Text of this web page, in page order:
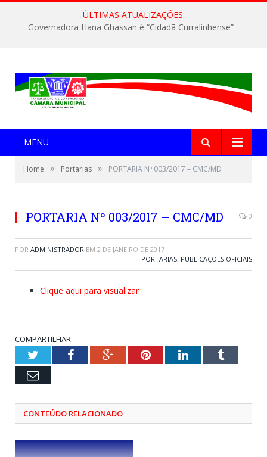
ÚLTIMAS ATUALIZAÇÕES:
Governadora Hana Ghassan é “Cidadã Curralinhense”
MENU
Home » Portarias » PORTARIA Nº 003/2017 – CMC/MD
PORTARIA Nº 003/2017 – CMC/MD 0
POR ADMINISTRADOR EM 2 DE JANEIRO DE 2017
PORTARIAS, PUBLICAÇÕES OFICIAIS
Clique aqui para visualizar
COMPARTILHAR:
TwitterFacebookGoogle+PinterestLinkedInTumblr
Email
CONTEÚDO RELACIONADO